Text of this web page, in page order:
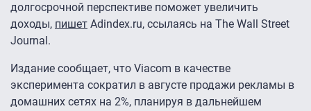
долгосрочной перспективе поможет увеличить
доходы, пишет Adindex.ru, ссылаясь на The Wall Street
Journal.
Издание сообщает, что Viacom в качестве
эксперимента сократил в августе продажи рекламы в
домашних сетях на 2%, планируя в дальнейшем